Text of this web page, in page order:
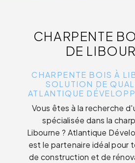
CHARPENTE
DE
CHARPENTE BOIS À
SOLUTION DE
ATLANTIQUE
Vous êtes à la recherche
spécialisée dans la
Libourne ? Atlantique
est le partenaire idéal pour
de construction et de